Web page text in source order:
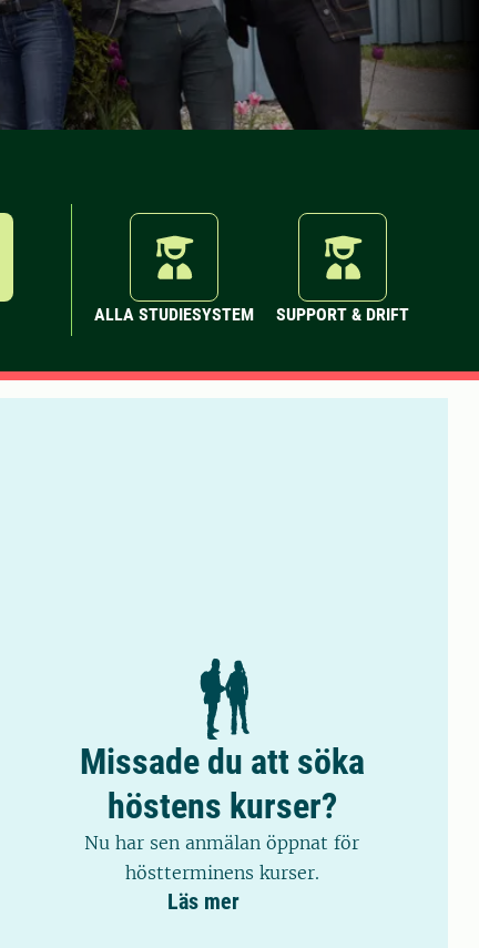
ALLA STUDIESYSTEM SUPPORT & DRIFT
Missade du att söka
höstens kurser?
Nu har sen anmälan öppnat för
höstterminens kurser.
Läs mer